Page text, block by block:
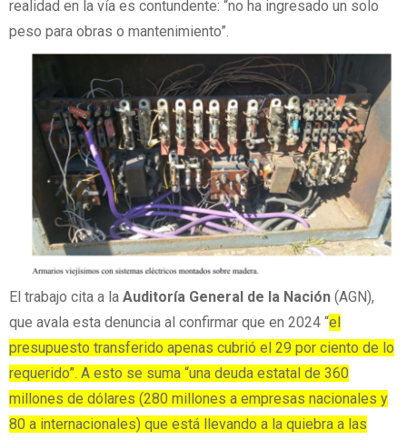
realidad en la vía es contundente: “no ha ingresado un solo
peso para obras o mantenimiento”.
El trabajo cita a la Auditoría General de la Nación (AGN),
que avala esta denuncia al confirmar que en 2024 “el
presupuesto transferido apenas cubrió el 29 por ciento de lo
requerido”. A esto se suma “una deuda estatal de 360
millones de dólares (280 millones a empresas nacionales y
80 a internacionales) que está llevando a la quiebra a las